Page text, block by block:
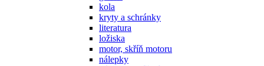
kola
kryty a schránky
literatura
ložiska
motor, skříň motoru
nálepky